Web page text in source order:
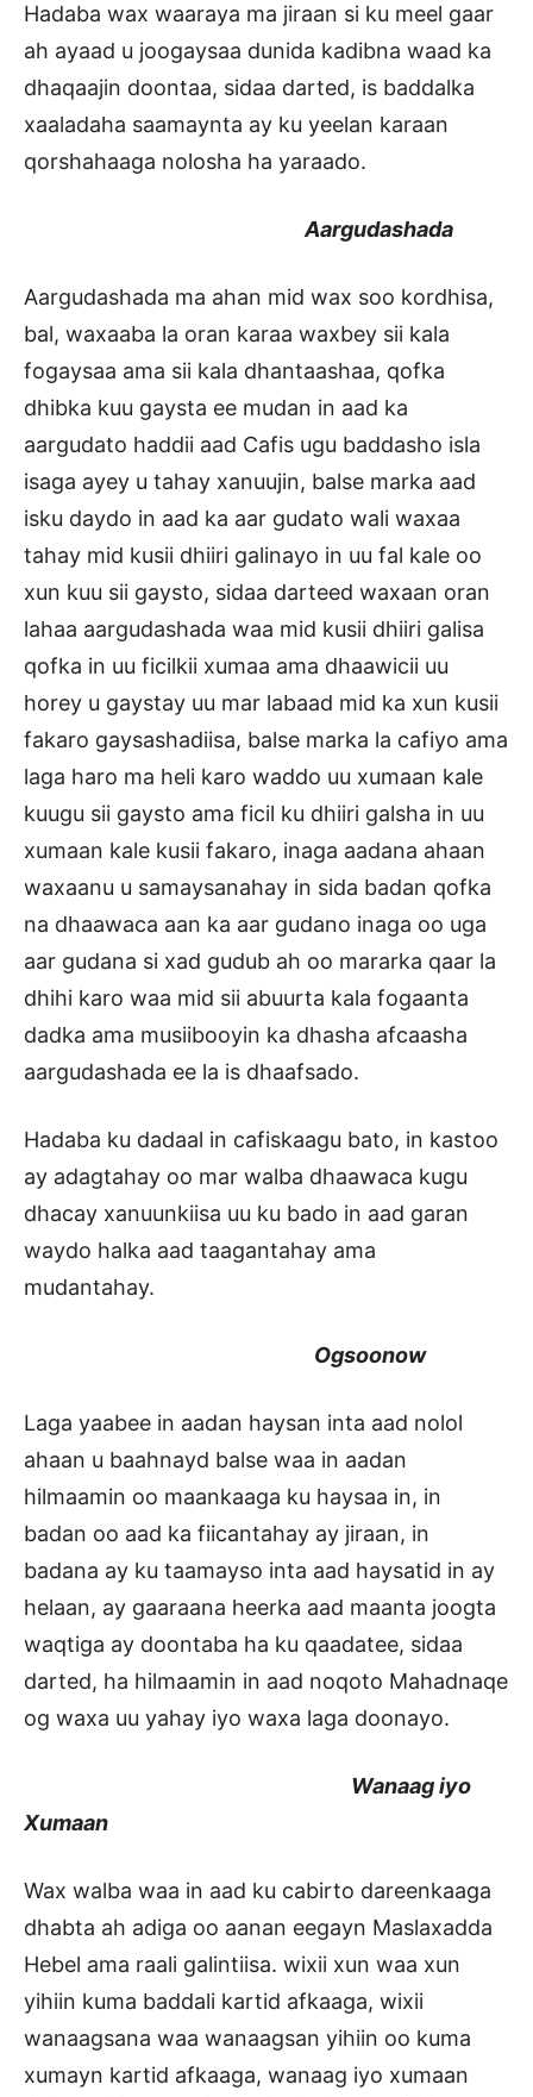
Hadaba wax waaraya ma jiraan si ku meel gaar
ah ayaad u joogaysaa dunida kadibna waad ka
dhaqaajin doontaa, sidaa darted, is baddalka
xaaladaha saamaynta ay ku yeelan karaan
qorshahaaga nolosha ha yaraado.
Aargudashada
Aargudashada ma ahan mid wax soo kordhisa,
bal, waxaaba la oran karaa waxbey sii kala
fogaysaa ama sii kala dhantaashaa, qofka
dhibka kuu gaysta ee mudan in aad ka
aargudato haddii aad Cafis ugu baddasho isla
isaga ayey u tahay xanuujin, balse marka aad
isku daydo in aad ka aar gudato wali waxaa
tahay mid kusii dhiiri galinayo in uu fal kale oo
xun kuu sii gaysto, sidaa darteed waxaan oran
lahaa aargudashada waa mid kusii dhiiri galisa
qofka in uu ficilkii xumaa ama dhaawicii uu
horey u gaystay uu mar labaad mid ka xun kusii
fakaro gaysashadiisa, balse marka la cafiyo ama
laga haro ma heli karo waddo uu xumaan kale
kuugu sii gaysto ama ficil ku dhiiri galsha in uu
xumaan kale kusii fakaro, inaga aadana ahaan
waxaanu u samaysanahay in sida badan qofka
na dhaawaca aan ka aar gudano inaga oo uga
aar gudana si xad gudub ah oo mararka qaar la
dhihi karo waa mid sii abuurta kala fogaanta
dadka ama musiibooyin ka dhasha afcaasha
aargudashada ee la is dhaafsado.
Hadaba ku dadaal in cafiskaagu bato, in kastoo
ay adagtahay oo mar walba dhaawaca kugu
dhacay xanuunkiisa uu ku bado in aad garan
waydo halka aad taagantahay ama
mudantahay.
Ogsoonow
Laga yaabee in aadan haysan inta aad nolol
ahaan u baahnayd balse waa in aadan
hilmaamin oo maankaaga ku haysaa in, in
badan oo aad ka fiicantahay ay jiraan, in
badana ay ku taamayso inta aad haysatid in ay
helaan, ay gaaraana heerka aad maanta joogta
waqtiga ay doontaba ha ku qaadatee, sidaa
darted, ha hilmaamin in aad noqoto Mahadnaqe
og waxa uu yahay iyo waxa laga doonayo.
Wanaag iyo
Xumaan
Wax walba waa in aad ku cabirto dareenkaaga
dhabta ah adiga oo aanan eegayn Maslaxadda
Hebel ama raali galintiisa. wixii xun waa xun
yihiin kuma baddali kartid afkaaga, wixii
wanaagsana waa wanaagsan yihiin oo kuma
xumayn kartid afkaaga, wanaag iyo xumaan